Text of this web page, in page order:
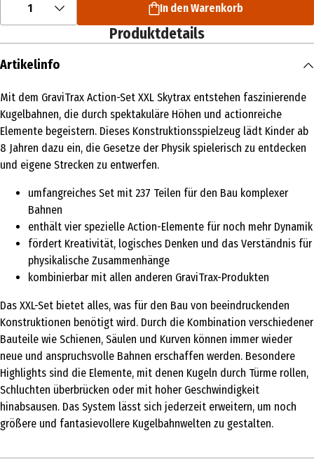
1 In den Warenkorb
Produktdetails
Artikelinfo
Mit dem GraviTrax Action-Set XXL Skytrax entstehen faszinierende
Kugelbahnen, die durch spektakuläre Höhen und actionreiche
Elemente begeistern. Dieses Konstruktionsspielzeug lädt Kinder ab
8 Jahren dazu ein, die Gesetze der Physik spielerisch zu entdecken
und eigene Strecken zu entwerfen.
umfangreiches Set mit 237 Teilen für den Bau komplexer
Bahnen
enthält vier spezielle Action-Elemente für noch mehr Dynamik
fördert Kreativität, logisches Denken und das Verständnis für
physikalische Zusammenhänge
kombinierbar mit allen anderen GraviTrax-Produkten
Das XXL-Set bietet alles, was für den Bau von beeindruckenden
Konstruktionen benötigt wird. Durch die Kombination verschiedener
Bauteile wie Schienen, Säulen und Kurven können immer wieder
neue und anspruchsvolle Bahnen erschaffen werden. Besondere
Highlights sind die Elemente, mit denen Kugeln durch Türme rollen,
Schluchten überbrücken oder mit hoher Geschwindigkeit
hinabsausen. Das System lässt sich jederzeit erweitern, um noch
größere und fantasievollere Kugelbahnwelten zu gestalten.